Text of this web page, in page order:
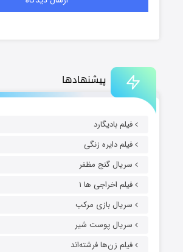
پیشنهادها
فیلم بادیگارد
فیلم دایره زنگی
سریال گنج مظفر
فیلم اخراجی ها ۱
سریال بازی مرکب
سریال پوست شیر
فیلم زن‌ها فرشته‌اند